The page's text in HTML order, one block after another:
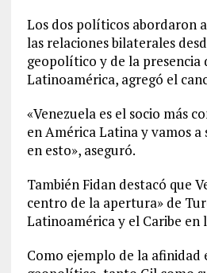
Los dos políticos abordaron
las relaciones bilaterales
geopolítico y de la presencia
Latinoamérica, agregó el
«Venezuela es el socio más
en América Latina y vamos
en esto», aseguró.
También Fidan destacó que
centro de la apertura» de
Latinoamérica y el Caribe en
Como ejemplo de la afinidad